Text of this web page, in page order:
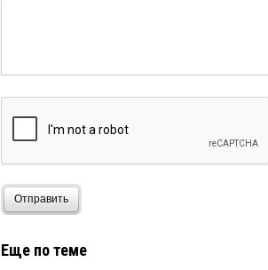
Отправить
Еще по теме